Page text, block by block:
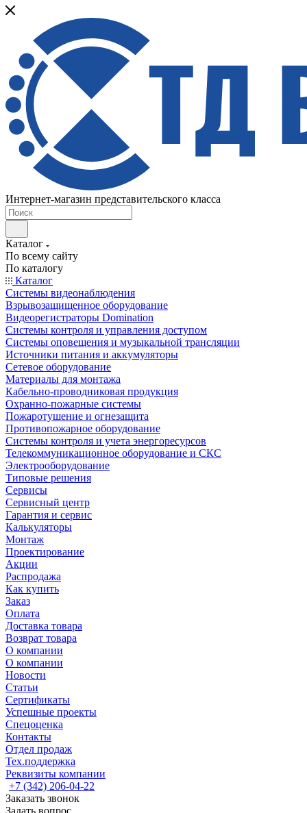
Интернет-магазин представительского класса
Каталог
По всему сайту
По каталогу
Каталог
Системы видеонаблюдения
Взрывозащищенное оборудование
Видеорегистраторы Domination
Системы контроля и управления доступом
Системы оповещения и музыкальной трансляции
Источники питания и аккумуляторы
Сетевое оборудование
Материалы для монтажа
Кабельно-проводниковая продукция
Охранно-пожарные системы
Пожаротушение и огнезащита
Противопожарное оборудование
Системы контроля и учета энергоресурсов
Телекоммуникационное оборудование и СКС
Электрооборудование
Типовые решения
Сервисы
Сервисный центр
Гарантия и сервис
Калькуляторы
Монтаж
Проектирование
Акции
Распродажа
Как купить
Заказ
Оплата
Доставка товара
Возврат товара
О компании
О компании
Новости
Статьи
Сертификаты
Успешные проекты
Спецоценка
Контакты
Отдел продаж
Тех.поддержка
Реквизиты компании
+7 (342) 206-04-22
Заказать звонок
Задать вопрос